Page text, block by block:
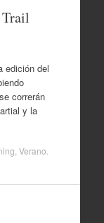
edición del
correrán
y la
Verano